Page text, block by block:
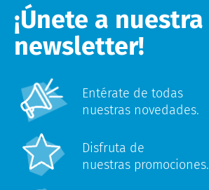
¡Únete a nuestra
newsletter!
Entérate de todas
nuestras novedades.
Disfruta de
nuestras promociones.